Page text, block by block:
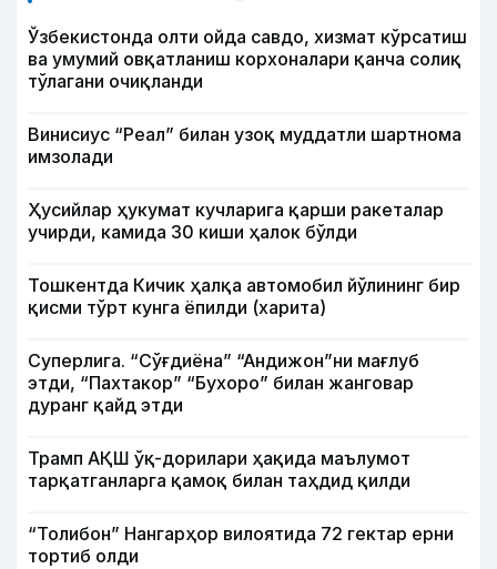
Ўзбекистонда олти ойда савдо, хизмат кўрсатиш
ва умумий овқатланиш корхоналари қанча солиқ
тўлагани очиқланди
Винисиус “Реал” билан узоқ муддатли шартнома
имзолади
Ҳусийлар ҳукумат кучларига қарши ракеталар
учирди, камида 30 киши ҳалок бўлди
Тошкентда Кичик ҳалқа автомобил йўлининг бир
қисми тўрт кунга ёпилди (харита)
Суперлига. “Сўғдиёна” “Андижон”ни мағлуб
этди, “Пахтакор” “Бухоро” билан жанговар
дуранг қайд этди
Трамп АҚШ ўқ-дорилари ҳақида маълумот
тарқатганларга қамоқ билан таҳдид қилди
“Толибон” Нангарҳор вилоятида 72 гектар ерни
тортиб олди